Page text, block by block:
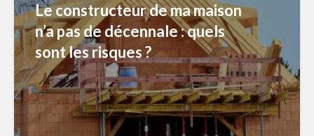
Le constructeur de ma maison
n’a pas de décennale : quels
sont les risques ?